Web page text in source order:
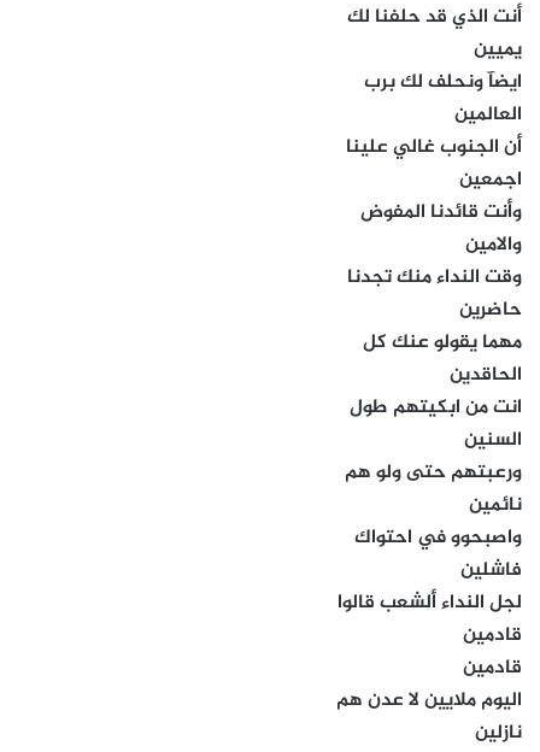
أنت الذي قد حلفنا لك
يميين
ايضآ ونحلف لك برب
العالمين
أن الجنوب غالي علينا
اجمعين
وأنت قائدنا المفوض
والامين
وقت النداء منك تجدنا
حاضرين
مهما يقولو عنك كل
الحاقدين
انت من ابكيتهم طول
السنين
ورعبتهم حتى ولو هم
نائمين
واصبحوو في احتواك
فاشلين
لجل النداء ألشعب قالوا
قادمين
قادمين
اليوم ملايين لا عدن هم
نازلين